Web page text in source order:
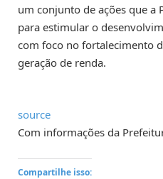
um conjunto de ações que
para estimular o
com foco no fortalecimento
geração de renda.
source
Com informações da
Compartilhe isso: